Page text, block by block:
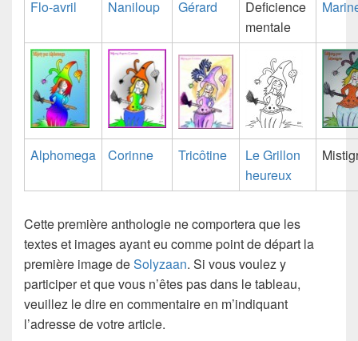
Flo-avril Naniloup Gérard
Deficience
mentale
Alphomega Corinne Tricôtine
Le Grillon
heureux
Cettepremière anthologie ne comportera que les
textes et images ayant eu comme point de départ la
première image deSolyzaan. Si vous voulez y
participer et que vous n’êtes pas dans le tableau,
veuillez le dire en commentaire en m’indiquant
l’adresse de votre article.